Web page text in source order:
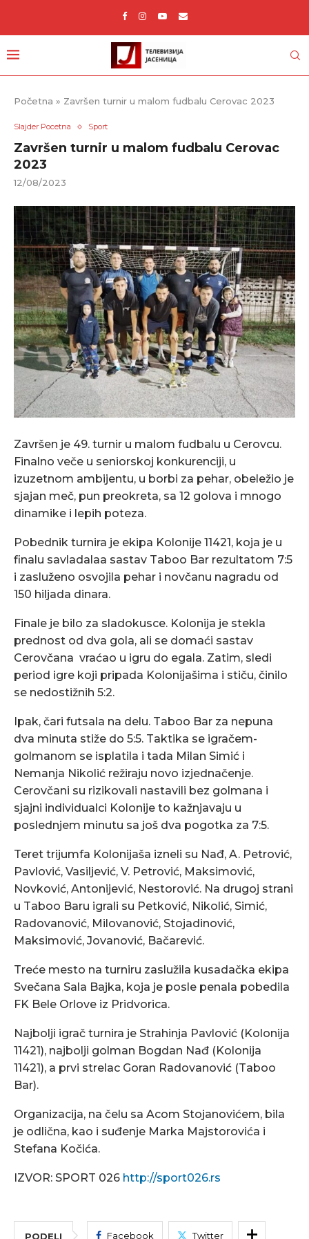
Početna » Završen turnir u malom fudbalu Cerovac 2023
Slajder Pocetna Sport
Završen turnir u malom fudbalu Cerovac
2023
12/08/2023
Završen je 49. turnir u malom fudbalu u Cerovcu.
Finalno veče u seniorskoj konkurenciji, u
izuzetnom ambijentu, u borbi za pehar, obeležio je
sjajan meč, pun preokreta, sa 12 golova i mnogo
dinamike i lepih poteza.
Pobednik turnira je ekipa Kolonije 11421, koja je u
finalu savladalaa sastav Taboo Bar rezultatom 7:5
i zasluženo osvojila pehar i novčanu nagradu od
150 hiljada dinara.
Finale je bilo za sladokusce. Kolonija je stekla
prednost od dva gola, ali se domaći sastav
Cerovčana vraćao u igru do egala. Zatim, sledi
period igre koji pripada Kolonijašima i stiču, činilo
se nedostižnih 5:2.
Ipak, čari futsala na delu. Taboo Bar za nepuna
dva minuta stiže do 5:5. Taktika se igračem-
golmanom se isplatila i tada Milan Simić i
Nemanja Nikolić režiraju novo izjednačenje.
Cerovčani su rizikovali nastavili bez golmana i
sjajni individualci Kolonije to kažnjavaju u
poslednjem minutu sa još dva pogotka za 7:5.
Teret trijumfa Kolonijaša izneli su Nađ, A. Petrović,
Pavlović, Vasiljević, V. Petrović, Maksimović,
Novković, Antonijević, Nestorović. Na drugoj strani
u Taboo Baru igrali su Petković, Nikolić, Simić,
Radovanović, Milovanović, Stojadinović,
Maksimović, Jovanović, Bačarević.
Treće mesto na turniru zaslužila kusadačka ekipa
Svečana Sala Bajka, koja je posle penala pobedila
FK Bele Orlove iz Pridvorica.
Najbolji igrač turnira je Strahinja Pavlović (Kolonija
11421), najbolji golman Bogdan Nađ (Kolonija
11421), a prvi strelac Goran Radovanović (Taboo
Bar).
Organizacija, na čelu sa Acom Stojanovićem, bila
je odlična, kao i suđenje Marka Majstorovića i
Stefana Kočića.
IZVOR: SPORT 026 http://sport026.rs
PODELI Facebook Twitter